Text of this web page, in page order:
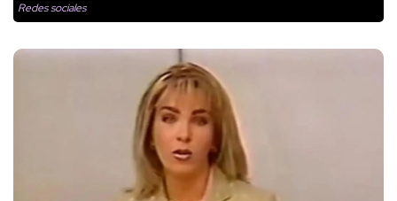
Redes sociales